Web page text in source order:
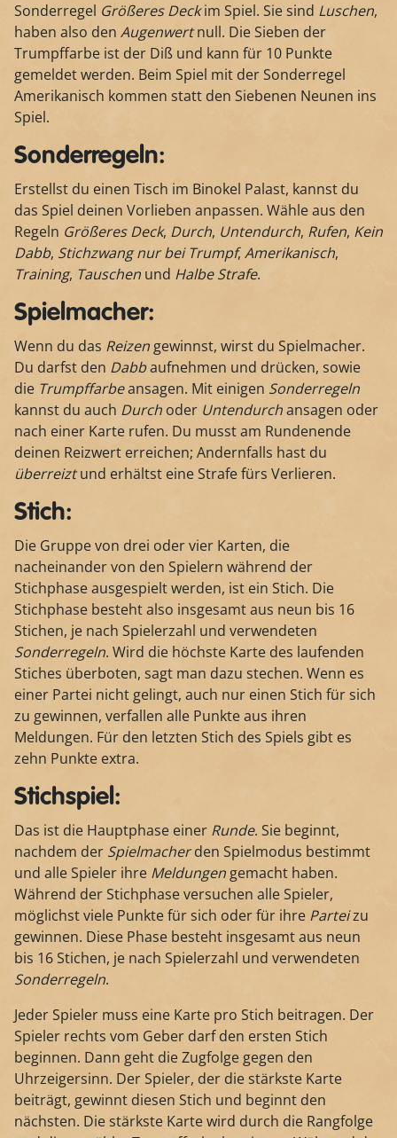
Sonderregel Größeres Deckim Spiel. Sie sind Luschen,
haben also den Augenwertnull. Die Sieben der
Trumpffarbe ist der Diß und kann für 10 Punkte
gemeldet werden. Beim Spiel mit der Sonderregel
Amerikanisch kommen statt den Siebenen Neunen ins
Spiel.
Sonderregeln:
Erstellst du einen Tisch im Binokel Palast, kannst du
das Spiel deinen Vorlieben anpassen. Wähle aus den
Regeln Größeres Deck, Durch, Untendurch, Rufen, Kein
Dabb, Stichzwang nur bei Trumpf,Amerikanisch,
Training, Tauschen und Halbe Strafe.
Spielmacher:
Wenn du das Reizen gewinnst, wirst du Spielmacher.
Du darfst den Dabbaufnehmen und drücken, sowie
die Trumpffarbeansagen. Mit einigen Sonderregeln
kannst du auch Durch oder Untendurchansagen oder
nach einer Karte rufen. Du musst am Rundenende
deinen Reizwert erreichen; Andernfalls hast du
überreiztund erhältst eine Strafe fürs Verlieren.
Stich:
Die Gruppe von drei oder vier Karten, die
nacheinander von den Spielern während der
Stichphase ausgespielt werden, ist ein Stich. Die
Stichphase besteht also insgesamt aus neun bis 16
Stichen, je nach Spielerzahl und verwendeten
Sonderregeln. Wird die höchste Karte des laufenden
Stiches überboten, sagt man dazu stechen. Wenn es
einer Partei nicht gelingt, auch nur einen Stich für sich
zu gewinnen, verfallen alle Punkte aus ihren
Meldungen. Für den letzten Stich des Spiels gibt es
zehn Punkte extra.
Stichspiel:
Das ist die Hauptphase einer Runde. Sie beginnt,
nachdem der Spielmacherden Spielmodus bestimmt
und alle Spieler ihre Meldungen gemacht haben.
Während der Stichphase versuchen alle Spieler,
möglichst viele Punkte für sich oder für ihre Parteizu
gewinnen. Diese Phase besteht insgesamt aus neun
bis 16 Stichen, je nach Spielerzahl und verwendeten
Sonderregeln.
Jeder Spieler muss eine Karte pro Stich beitragen. Der
Spieler rechts vom Geber darf den ersten Stich
beginnen. Dann geht die Zugfolge gegen den
Uhrzeigersinn. Der Spieler, der die stärkste Karte
beiträgt, gewinnt diesen Stich und beginnt den
nächsten. Die stärkste Karte wird durch die Rangfolge